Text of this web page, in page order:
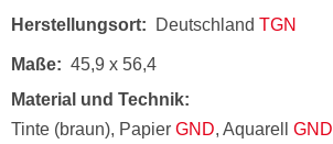
Herstellungsort
Deutschland TGN
Maße
45,9 x 56,4
Material und Technik
Tinte (braun), Papier GND, Aquarell GND